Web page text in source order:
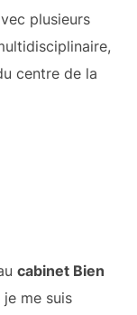
plusieurs
centre de la
cabinet Bien
je me suis